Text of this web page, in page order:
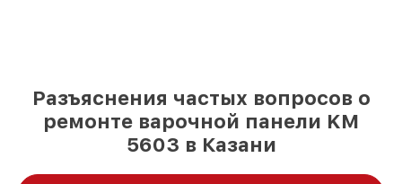
Разъяснения частых вопросов о
ремонте варочной панели KM
5603 в Казани